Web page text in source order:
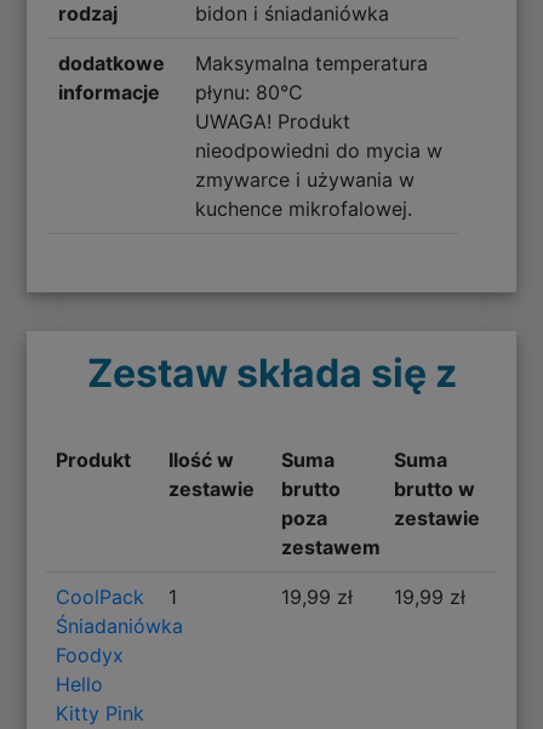
rodzaj bidon i śniadaniówka
dodatkowe
informacje
Maksymalna temperatura
płynu: 80°C
UWAGA! Produkt
nieodpowiedni do mycia w
zmywarce i używania w
kuchence mikrofalowej.
Zestaw składa się z
Produkt
Ilość w
zestawie
Suma
brutto
poza
zestawem
Suma
brutto w
zestawie
CoolPack
Śniadaniówka
Foodyx
Hello
Kitty Pink
1 19,99 zł 19,99 zł